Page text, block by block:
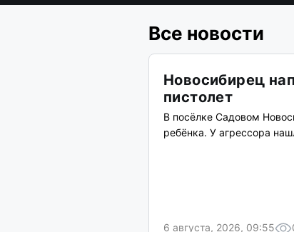
Все новости
Новосибирец
пистолет
В посёлке Садовом
ребёнка. У агрессора
6 августа, 2026, 09:55